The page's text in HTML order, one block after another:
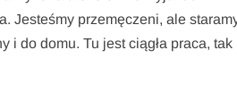
Jesteśmy przemęczeni, ale
i do domu. Tu jest ciągła praca,